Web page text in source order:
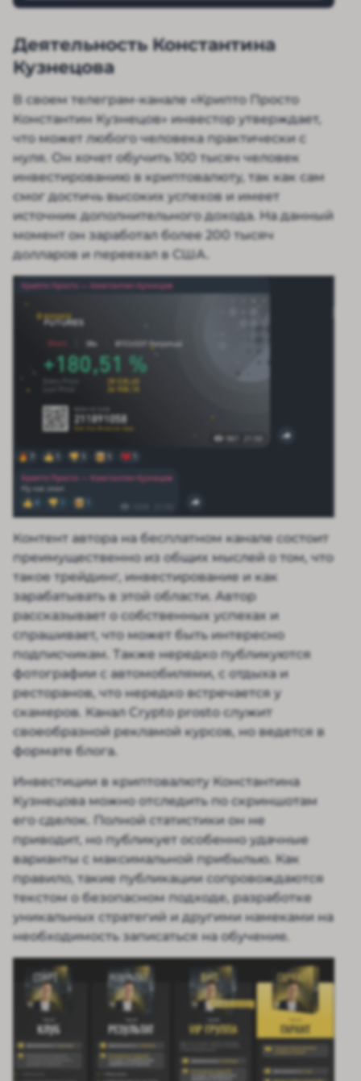
Деятельность Константина
Кузнецова
В своем телеграм-канале «Крипто Просто
Константин Кузнецов» инвестор утверждает,
что может любого человека практически с
нуля. Он хочет обучить 100 тысяч человек
инвестированию в криптовалюту, так как сам
смог достичь высоких успехов и имеет
источник дополнительного дохода. На данный
момент он заработал более 200 тысяч
долларов и переехал в США.
Контент автора на бесплатном канале состоит
преимущественно из общих мыслей о том, что
такое трейдинг, инвестирование и как
зарабатывать в этой области. Автор
рассказывает о собственных успехах и
спрашивает, что может быть интересно
подписчикам. Также нередко публикуются
фотографии с автомобилями, с отдыха и
ресторанов, что нередко встречается у
скамеров. Канал Crypto prosto служит
своеобразной рекламой курсов, но ведется в
формате блога.
Инвестиции в криптовалюту Константина
Кузнецова можно отследить по скриншотам
его сделок. Полной статистики он не
приводит, но публикует особенно удачные
варианты с максимальной прибылью. Как
правило, такие публикации сопровождаются
текстом о безопасном подходе, разработке
уникальных стратегий и другими намеками на
необходимость записаться на обучение.